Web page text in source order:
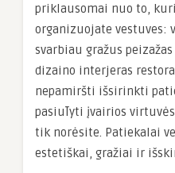
priklausomai nuo to,
organizuojate vestuves:
svarbiau gražus
dizaino interjeras
nepamiršti išsirinkti
pasiūlyti įvairios
tik norėsite. Patiekalai
estetiškai, gražiai ir